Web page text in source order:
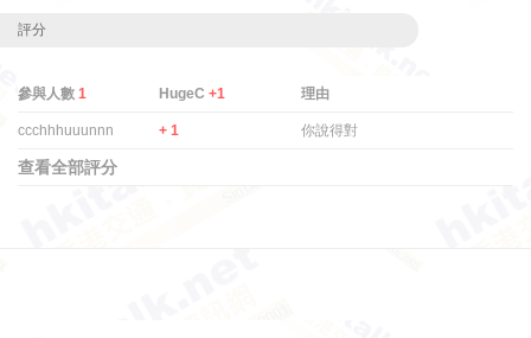
評分
參與人數 1 HugeC+1 理由
ccchhhuuunnn + 1 你說得對
查看全部評分